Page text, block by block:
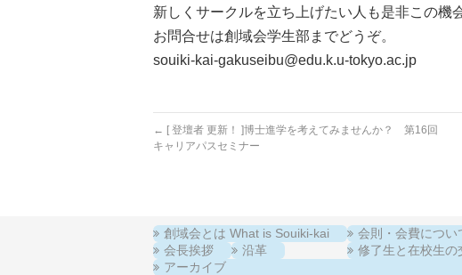
新しくサークルを立ち上げたい人も是非この機
お問合せは創域会学生部までどうぞ。
souiki-kai-gakuseibu@edu.k.u-tokyo.ac.jp
← [ 登壇者 更新！ ]博士進学を考えてみませんか？ 第16回
キャリアパスセミナー
創域会とは What is Souiki-kai
会長挨拶
沿革
会則・会費につ
修了生と在校生
アーカイブ